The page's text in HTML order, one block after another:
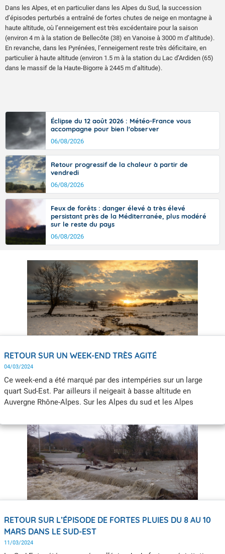
Dans les Alpes, et en particulier dans les Alpes du Sud, la succession
d’épisodes perturbés a entraîné de fortes chutes de neige en montagne à
haute altitude, où l’enneigement est très excédentaire pour la saison
(environ 4 m à la station de Bellecôte (38) en Vanoise à 3000 m d’altitude).
En revanche, dans les Pyrénées, l’enneigement reste très déficitaire, en
particulier à haute altitude (environ 1.5 m à la station du Lac d’Ardiden (65)
dans le massif de la Haute-Bigorre à 2445 m d’altitude).
Éclipse du 12 août 2026 : Météo-France vous
accompagne pour bien l'observer
06/08/2026
Retour progressif de la chaleur à partir de
vendredi
06/08/2026
Feux de forêts : danger élevé à très élevé
persistant près de la Méditerranée, plus modéré
sur le reste du pays
06/08/2026
RETOUR SUR UN WEEK-END TRÈS AGITÉ
04/03/2024
Ce week-end a été marqué par des intempéries sur un large
quart Sud-Est. Par ailleurs il neigeait à basse altitude en
Auvergne Rhône-Alpes. Sur les Alpes du sud et les Alpes
parfois dès 1700 m, et jusqu’à 1,50 m vers 2500 m, conduisant à
la hausse du risque d’avalanches ce matin sur le Queyras et la
Haute-Maurienne : risque maximal 5/5.
RETOUR SUR L’ÉPISODE DE FORTES PLUIES DU 8 AU 10
MARS DANS LE SUD-EST
11/03/2024